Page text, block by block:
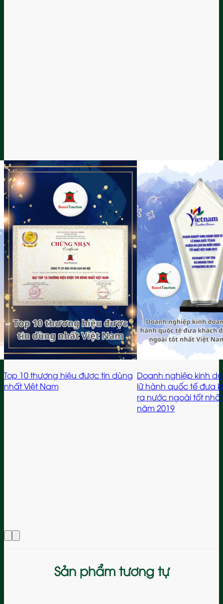
Doanh nghiệp kinh doanh dịch vụ
lữ hành quốc tế đưa khách du lịch
Giải “Đối tác ấn
cục Du lịch Hàn
năm 2019, 2022 và
Sản phẩm tương tự